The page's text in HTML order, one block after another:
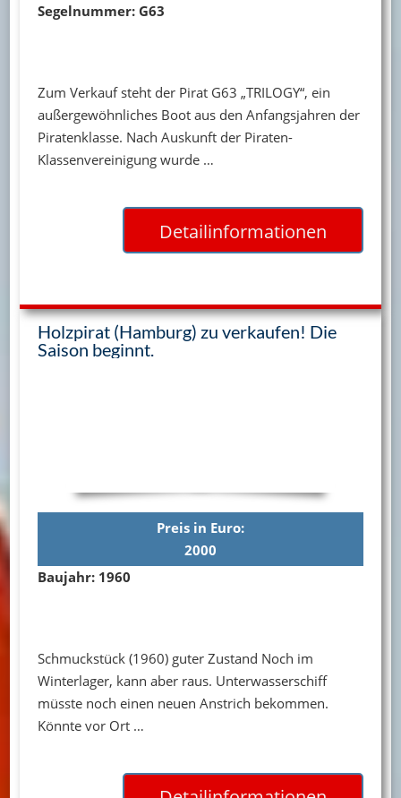
Segelnummer: G63
Zum Verkauf steht der Pirat G63 „TRILOGY“, ein
außergewöhnliches Boot aus den Anfangsjahren der
Piratenklasse. Nach Auskunft der Piraten-
Klassenvereinigung wurde …
Detailinformationen
Holzpirat (Hamburg) zu verkaufen! Die
Saison beginnt.
Preis in Euro:
2000
Baujahr: 1960
Schmuckstück (1960) guter Zustand Noch im
Winterlager, kann aber raus. Unterwasserschiff
müsste noch einen neuen Anstrich bekommen.
Könnte vor Ort …